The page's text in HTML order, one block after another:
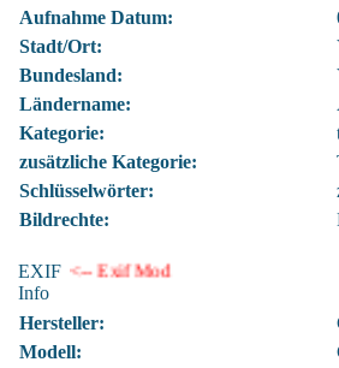
Aufnahme Datum:
Stadt/Ort:
Bundesland:
Ländername:
Kategorie:
zusätzliche Kategorie:
Schlüsselwörter:
Bildrechte:
EXIF
Info
<-- Exif Mod
Hersteller:
Modell: